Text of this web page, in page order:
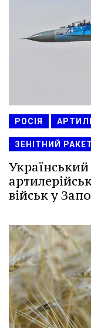
РОСІЯ
ЗЕНІТНИЙ
військ у